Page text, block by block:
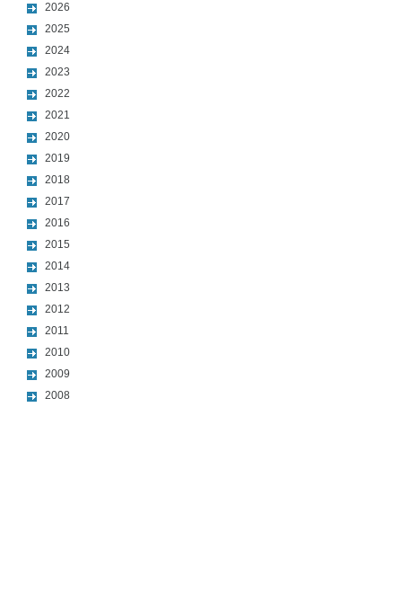
2026
2025
2024
2023
2022
2021
2020
2019
2018
2017
2016
2015
2014
2013
2012
2011
2010
2009
2008